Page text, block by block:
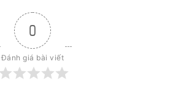
0
Đánh giá bài viết